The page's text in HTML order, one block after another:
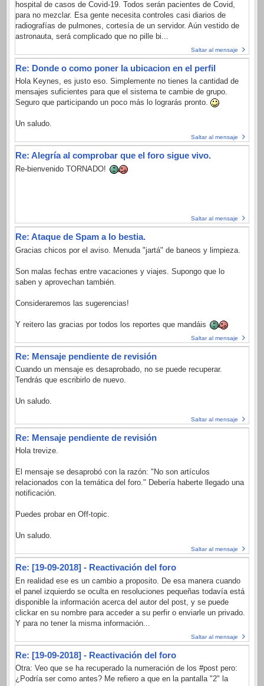
hospital de casos de Covid-19. Todos serán pacientes de Covid,
para no mezclar. Esa gente necesita controles casi diarios de
radiografías de pulmones, cortesía de un servidor. Aún vestido de
astronauta, será complicado que no pille bi...
Saltar al mensaje
Re: Donde o como poner la ubicacion en el perfil
Hola Keynes, es justo eso. Simplemente no tienes la cantidad de
mensajes suficientes para que el sistema te cambie de grupo.
Seguro que participando un poco más lo lograrás pronto.
Un saludo.
Saltar al mensaje
Re: Alegría al comprobar que el foro sigue vivo.
Re-bienvenido TORNADO!
Saltar al mensaje
Re: Ataque de Spam a lo bestia.
Gracias chicos por el aviso. Menuda "jartá" de baneos y limpieza.
Son malas fechas entre vacaciones y viajes. Supongo que lo
saben y aprovechan también.
Consideraremos las sugerencias!
Y reitero las gracias por todos los reportes que mandáis
Saltar al mensaje
Re: Mensaje pendiente de revisión
Cuando un mensaje es desaprobado, no se puede recuperar.
Tendrás que escribirlo de nuevo.
Un saludo.
Saltar al mensaje
Re: Mensaje pendiente de revisión
Hola trevize.
El mensaje se desaprobó con la razón: "No son artículos
relacionados con la temática del foro." Debería haberte llegado una
notificación.
Puedes probar en Off-topic.
Un saludo.
Saltar al mensaje
Re: [19-09-2018] - Reactivación del foro
En realidad ese es un cambio a proposito. De esa manera cuando
el panel izquierdo se oculta en resoluciones pequeñas todavía está
disponible la información acerca del autor del post, y se puede
clickar en su nombre para acceder a su perfir o enviarle un privado.
Y para no tener la misma información...
Saltar al mensaje
Re: [19-09-2018] - Reactivación del foro
Otra: Veo que se ha recuperado la numeración de los #post pero:
¿Podría ser como antes? Me refiero a que en la pantalla "2" la